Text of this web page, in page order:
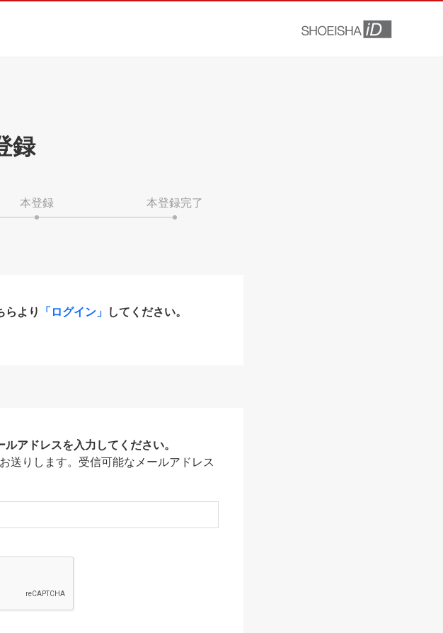
録
本登録 本登録完了
らより 「ログイン」 してください。
アドレスを入力してください。
送りします。受信可能なメールアドレス